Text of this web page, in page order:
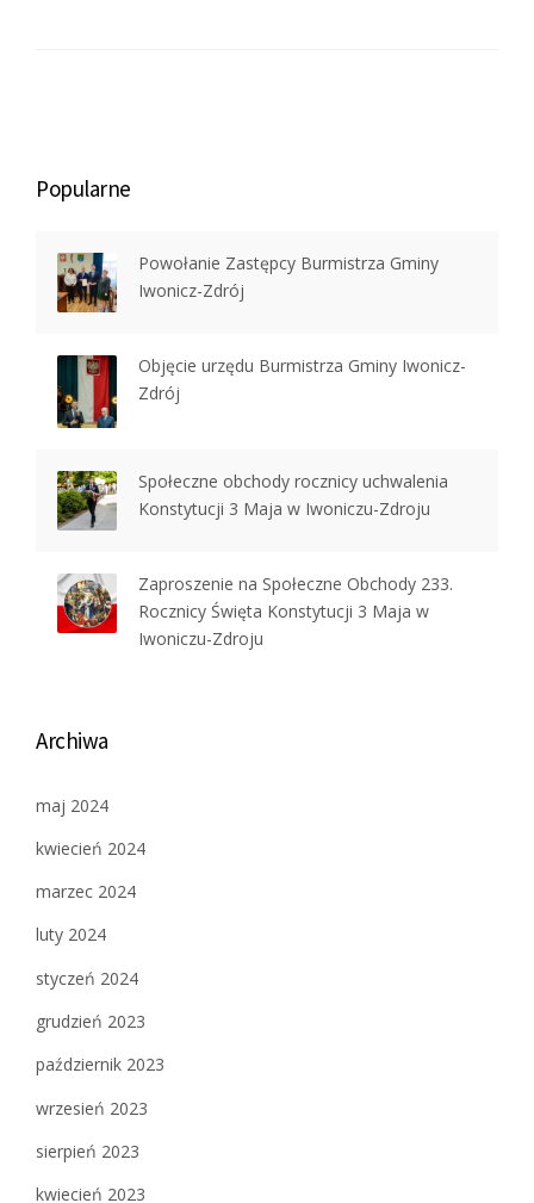
Popularne
Powołanie Zastępcy Burmistrza Gminy
Iwonicz-Zdrój
Objęcie urzędu Burmistrza Gminy Iwonicz-
Zdrój
Społeczne obchody rocznicy uchwalenia
Konstytucji 3 Maja w Iwoniczu-Zdroju
Zaproszenie na Społeczne Obchody 233.
Rocznicy Święta Konstytucji 3 Maja w
Iwoniczu-Zdroju
Archiwa
maj 2024
kwiecień 2024
marzec 2024
luty 2024
styczeń 2024
grudzień 2023
październik 2023
wrzesień 2023
sierpień 2023
kwiecień 2023